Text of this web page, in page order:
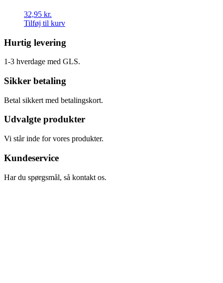
32,95 kr.
Tilføj til kurv
Hurtig levering
1-3 hverdage med GLS.
Sikker betaling
Betal sikkert med betalingskort.
Udvalgte produkter
Vi står inde for vores produkter.
Kundeservice
Har du spørgsmål, så kontakt os.